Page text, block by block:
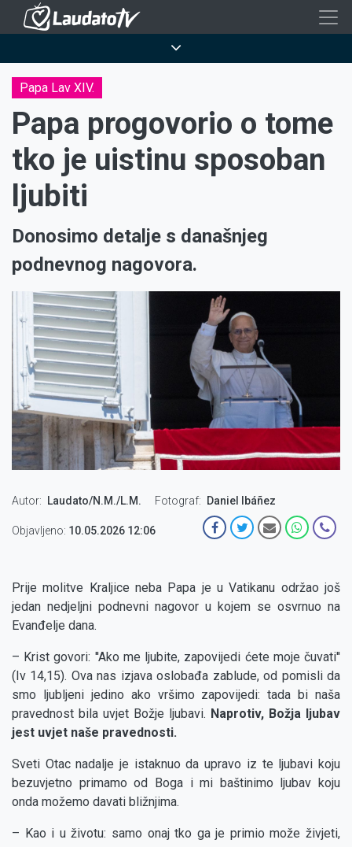
Skoči
sadržaj
Papa Lav XIV.
Papa progovorio o tome
tko je uistinu sposoban
ljubiti
Donosimo detalje s današnjeg
podnevnog nagovora.
Autor Laudato/N.M./L.M. Fotograf Daniel Ibáñez
Objavljeno: 10.05.2026 12:06
Prije molitve Kraljice neba Papa je u Vatikanu održao još
jedan nedjeljni podnevni nagovor u kojem se osvrnuo na
Evanđelje dana.
– Krist govori: ''Ako me ljubite, zapovijedi ćete moje čuvati''
(Iv 14,15). Ova nas izjava oslobađa zablude, od pomisli da
smo ljubljeni jedino ako vršimo zapovijedi: tada bi naša
pravednost bila uvjet Božje ljubavi. Naprotiv, Božja ljubav
jest uvjet naše pravednosti.
Sveti Otac nadalje je istaknuo da upravo iz te ljubavi koju
bezuvjetno primamo od Boga i mi baštinimo ljubav koju
onda možemo davati bližnjima.
– Kao i u životu: samo onaj tko ga je primio može živjeti,